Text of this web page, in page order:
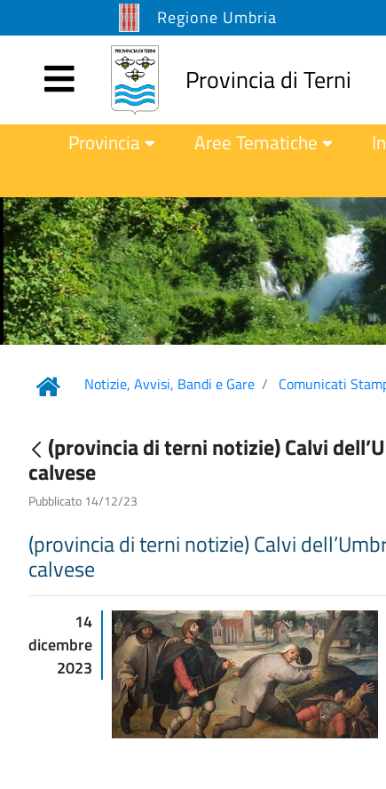
Regione Umbria
Provincia di Terni
Provincia Aree Tematiche
Notizie, Avvisi, Bandi e Gare Comunicati
(provincia di terni notizie) Calvi
calvese
Pubblicato 14/12/23
(provincia di terni notizie) Calvi
calvese
14
dicembre
2023